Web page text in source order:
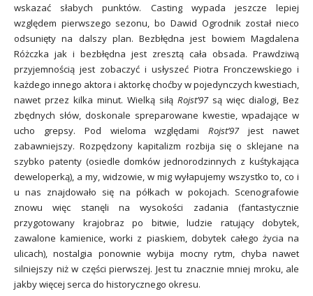
wskazać słabych punktów. Casting wypada jeszcze lepiej
względem pierwszego sezonu, bo Dawid Ogrodnik został nieco
odsunięty na dalszy plan. Bezbłędna jest bowiem Magdalena
Różczka jak i bezbłędna jest zresztą cała obsada. Prawdziwą
przyjemnością jest zobaczyć i usłyszeć Piotra Fronczewskiego i
każdego innego aktora i aktorkę choćby w pojedynczych kwestiach,
nawet przez kilka minut. Wielką siłą Rojst’97są więc dialogi, Bez
zbędnych słów, doskonale spreparowane kwestie, wpadające w
ucho grepsy. Pod wieloma względamiRojst’97jest nawet
zabawniejszy. Rozpędzony kapitalizm rozbija się o sklejane na
szybko patenty (osiedle domków jednorodzinnych z kuśtykająca
deweloperką), a my, widzowie, w mig wyłapujemy wszystko to, co i
u nas znajdowało się na półkach w pokojach. Scenografowie
znowu więc stanęli na wysokości zadania (fantastycznie
przygotowany krajobraz po bitwie, ludzie ratujący dobytek,
zawalone kamienice, worki z piaskiem, dobytek całego życia na
ulicach), nostalgia ponownie wybija mocny rytm, chyba nawet
silniejszy niż w części pierwszej. Jest tu znacznie mniej mroku, ale
jakby więcej serca do historycznego okresu.